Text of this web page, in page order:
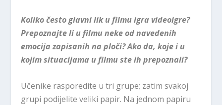
Koliko često glavni lik u filmu igra videoigre?
Prepoznajte li u filmu neke od navedenih
emocija zapisanih na ploči? Ako da, koje i u
kojim situacijama u filmu ste ih prepoznali?
Učenike rasporedite u tri grupe; zatim svakoj
grupi podijelite veliki papir. Na jednom papiru